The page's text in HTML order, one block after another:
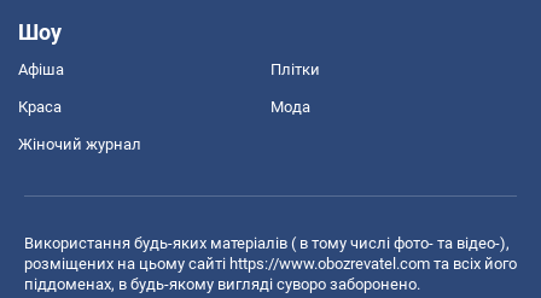
Шоу
Афіша Плітки
Краса Мода
Жіночий журнал
Використання будь-яких матеріалів ( в тому числі фото- та відео-),
розміщених на цьому сайті https://www.obozrevatel.com та всіх його
піддоменах, в будь-якому вигляді суворо заборонено.